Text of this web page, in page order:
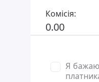
Комісія:
0.00
Я бажаю